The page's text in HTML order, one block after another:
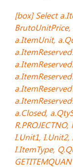
[box] Select
BrutoUnitPrice,
a.ItemUnit,
a.Closed,
I.Unit1, I.Unit2,
I.ItemType,